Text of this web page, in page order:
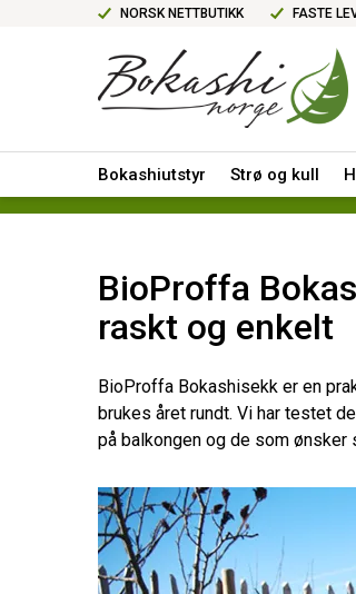
NORSK NETTBUTIKK FASTE
Bokashiutstyr Strø og kull
BioProffa
raskt og enkelt
BioProffa Bokashisekk er en
brukes året rundt. Vi har testet
på balkongen og de som ønsker